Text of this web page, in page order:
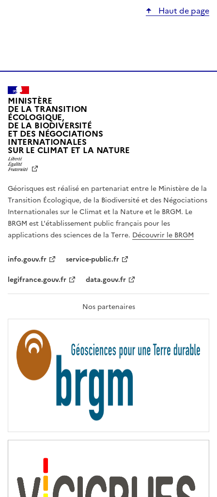
Haut de page
MINISTÈRE
DE LA TRANSITION
ÉCOLOGIQUE,
DE LA BIODIVERSITÉ
ET DES NÉGOCIATIONS
INTERNATIONALES
SUR LE CLIMAT ET LA NATUREL
T
É
,
É
G
A
L
F
A
T
R
T
É
Géorisques est réalisé en partenariat entre le Ministère de la
Transition Écologique, de la Biodiversité et des Négociations
Internationales sur le Climat et la Nature et le BRGM. Le
BRGM est L'établissement public français pour les
applications des sciences de la Terre. Découvrir le BRGM
info.gouv.fr
service-public.fr
legifrance.gouv.fr
data.gouv.fr
Nos partenaires